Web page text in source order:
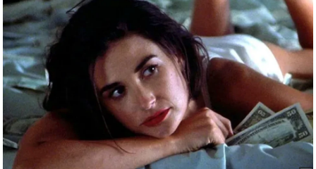
र्ल्ड
न्यू
ज
ब्री
फ
म
नो
रं
ज